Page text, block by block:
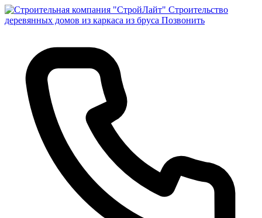
Строительство
деревянных домов из каркаса из бруса Позвонить